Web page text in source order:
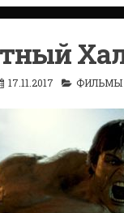
17.11.2017 ФИЛЬМЫ